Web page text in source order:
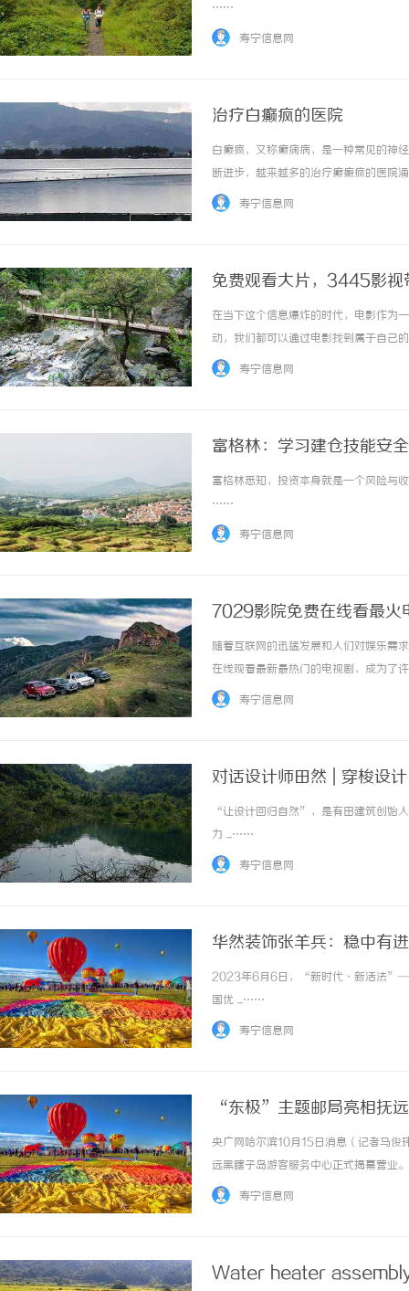
……
寿宁信息网
治疗白癫疯的医院
白癫疯，又称癫痫病，是一种常见的神
断进步，越来越多的治疗癫癜疯的医院
具备以下几个特点：专业的医疗团队：
寿宁信息网
免费观看大片，3445影视
在当下这个信息爆炸的时代，电影作为
动，我们都可以通过电影找到属于自己
间限制、排队等问题常常让人感到烦恼
寿宁信息网
富格林：学习建仓技能安
富格林悉知，投资本身就是一个风险与
……
寿宁信息网
7029影院免费在线看最火
随着互联网的迅猛发展和人们对娱乐需
在线观看最新最热门的电视剧，成为了
生。7029影院作为一家专注于提供优
寿宁信息网
对话设计师田然 | 穿梭设
“让设计回归自然”，是有田建筑创始
力 ...……
寿宁信息网
华然装饰张羊兵：稳中有
2023年6月6日，“新时代·新活法”——
国优 ...……
寿宁信息网
“东极”主题邮局亮相抚
央广网哈尔滨10月15日消息（记者马
远黑瞎子岛游客服务中心正式揭幕营业
团有限公司黑龙江省分公司党委书记、
寿宁信息网
Water heater